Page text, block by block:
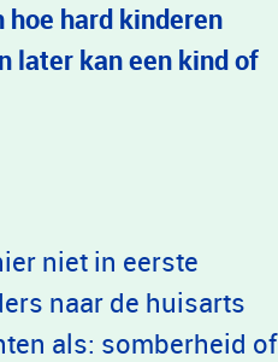
hard kinderen
later kan een kind of
niet in eerste
naar de huisarts
als: somberheid of